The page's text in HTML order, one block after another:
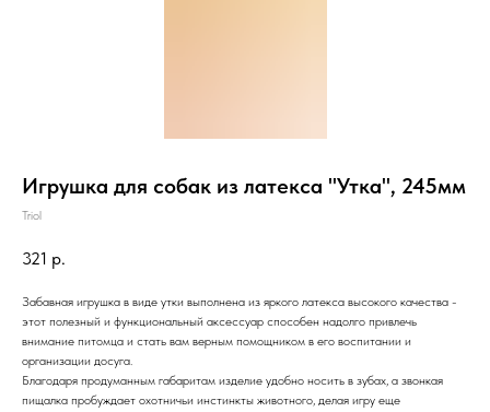
Игрушка для собак из латекса "Утка", 245мм
Triol
321 р.
Забавная игрушка в виде утки выполнена из яркого латекса высокого качества -
этот полезный и функциональный аксессуар способен надолго привлечь
внимание питомца и стать вам верным помощником в его воспитании и
организации досуга.
Благодаря продуманным габаритам изделие удобно носить в зубах, а звонкая
пищалка пробуждает охотничьи инстинкты животного, делая игру еще